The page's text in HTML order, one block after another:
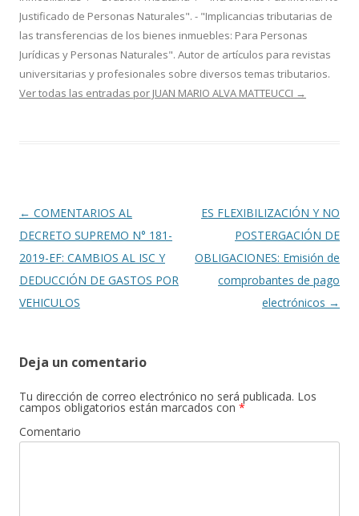
Justificado de Personas Naturales". - "Implicancias tributarias de
las transferencias de los bienes inmuebles: Para Personas
Jurídicas y Personas Naturales". Autor de artículos para revistas
universitarias y profesionales sobre diversos temas tributarios.
Ver todas las entradas por JUAN MARIO ALVA MATTEUCCI →
Navegación
de
entradas
← COMENTARIOS AL
DECRETO SUPREMO N° 181-
2019-EF: CAMBIOS AL ISC Y
DEDUCCIÓN DE GASTOS POR
VEHICULOS
ES FLEXIBILIZACIÓN Y NO
POSTERGACIÓN DE
OBLIGACIONES: Emisión de
comprobantes de pago
electrónicos →
Deja un comentario
Tu dirección de correo electrónico no será publicada. Los
campos obligatorios están marcados con *
Comentario